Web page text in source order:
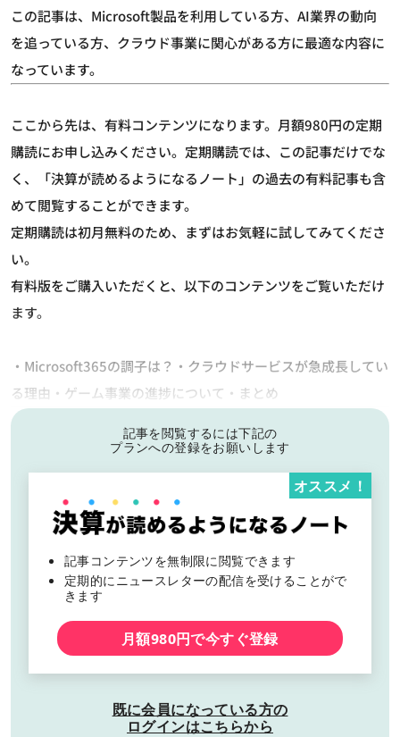
この記事は、Microsoft製品を利用している方、AI業界の動向
を追っている方、クラウド事業に関心がある方に最適な内容に
なっています。
ここから先は、有料コンテンツになります。月額980円の定期
購読にお申し込みください。定期購読では、この記事だけでな
く、「決算が読めるようになるノート」の過去の有料記事も含
めて閲覧することができます。
定期購読は初月無料のため、まずはお気軽に試してみてくださ
い。
有料版をご購入いただくと、以下のコンテンツをご覧いただけ
ます。
・Microsoft365の調子は？・クラウドサービスが急成長してい
る理由・ゲーム事業の進捗について・まとめ
記事を閲覧するには下記の
プランへの登録をお願いします
記事コンテンツを無制限に閲覧できます
定期的にニュースレターの配信を受けることがで
きます
オススメ！
月額980円で今すぐ登録
既に会員になっている方の
ログインはこちらから